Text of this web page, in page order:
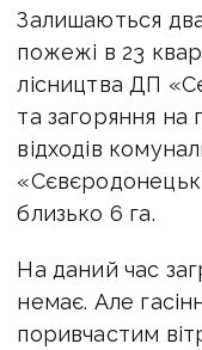
Залишаються
пожежі в 23
лісництва ДП
та загоряння на
відходів
близько 6 га.
На даний час
немає. Але
поривчастим